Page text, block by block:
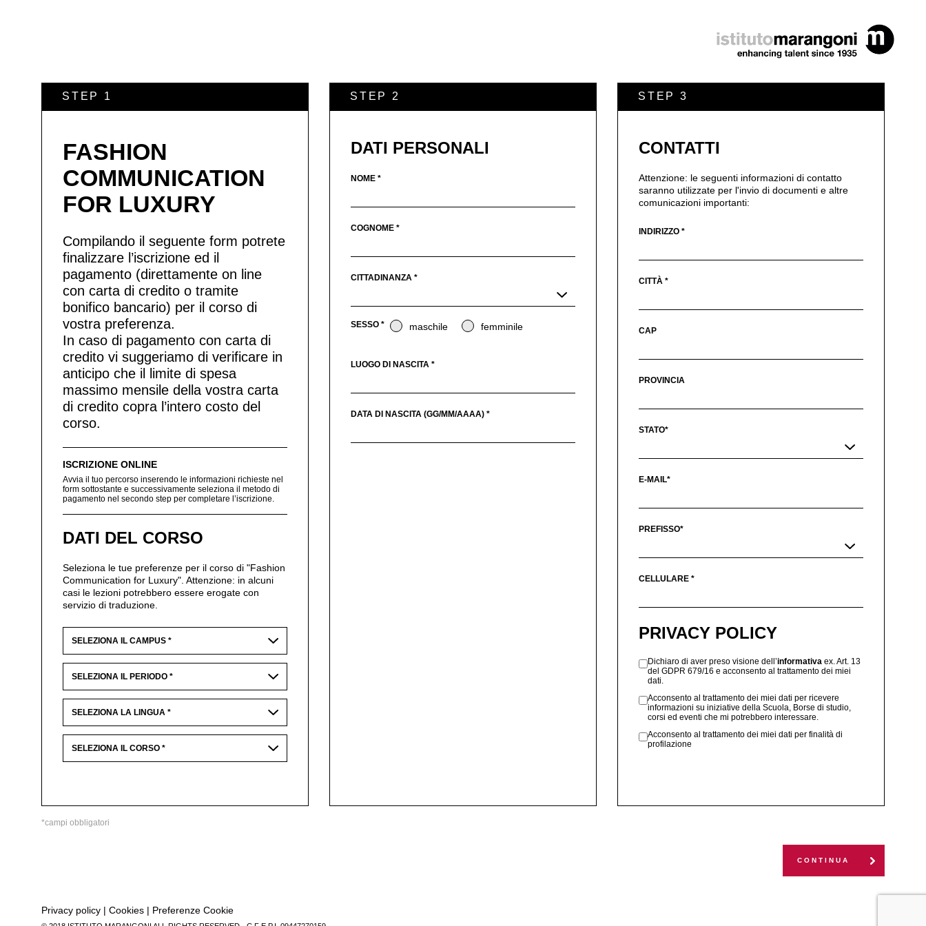
STEP 1
FASHION
COMMUNICATION
FOR LUXURY
Compilando il seguente form potrete
finalizzare l’iscrizione ed il
pagamento (direttamente on line
con carta di credito o tramite
bonifico bancario) per il corso di
vostra preferenza.
In caso di pagamento con carta di
credito vi suggeriamo di verificare in
anticipo che il limite di spesa
massimo mensile della vostra carta
di credito copra l’intero costo del
corso.
ISCRIZIONE ONLINE
Avvia il tuo percorso inserendo le informazioni richieste nel
form sottostante e successivamente seleziona il metodo di
pagamento nel secondo step per completare l’iscrizione.
DATI DEL CORSO
Seleziona le tue preferenze per il corso di "Fashion
Communication for Luxury". Attenzione: in alcuni
casi le lezioni potrebbero essere erogate con
servizio di traduzione.
STEP 2
DATI PERSONALI
NOME *
COGNOME *
CITTADINANZA *
SESSO * maschile femminile
LUOGO DI NASCITA *
DATA DI NASCITA (GG/MM/AAAA) *
STEP 3
CONTATTI
Attenzione: le seguenti informazioni di contatto
saranno utilizzate per l'invio di documenti e altre
comunicazioni importanti:
INDIRIZZO *
CITTÀ *
CAP
PROVINCIA
STATO*
E-MAIL*
PREFISSO*
CELLULARE *
PRIVACY POLICY
Dichiaro di aver preso visione dell’informativa ex. Art. 13
del GDPR 679/16 e acconsento al trattamento dei miei
dati.
Acconsento al trattamento dei miei dati per ricevere
informazioni su iniziative della Scuola, Borse di studio,
corsi ed eventi che mi potrebbero interessare.
Acconsento al trattamento dei miei dati per finalità di
profilazione
*campi obbligatori
CONTINUA
Privacy policy | Cookies | Preferenze Cookie